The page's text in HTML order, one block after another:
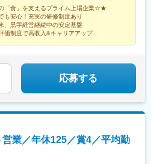
、札幌へ約100km、旭川へ50kmと、北
る妹背牛町は道内へのアクセス環境が
す。
に自治体から移住支援の支給もござい
のTier1企業(直接取引企業)として、北
自動車用量産鋳鉄部品メーカーです。
貢献することを目指しております。
：2008の認証を受け、品質保証体制も
「食」を支えるプライム上場企業☆★
も安心！充実の研修制度あり
、黒字経営継続中の安定基盤
価制度で高収入&キャリアアップ
応募する
業／年休125／賞4／平均勤